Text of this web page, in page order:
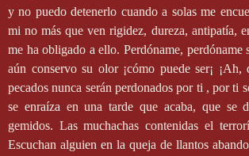
y no puedo detenerlo cuando a solas me
mi no más que ven rigidez, dureza, antipatía,
me ha obligado a ello. Perdóname, perdóname
aún conservo su olor ¡cómo puede ser¡ ¡Ah,
pecados nunca serán perdonados por ti , por ti
se enraíza en una tarde que acaba, que se
gemidos. Las muchachas contenidas el
Escuchan alguien en la queja de llantos